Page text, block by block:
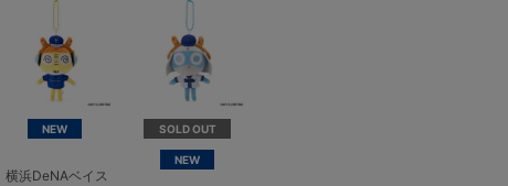
NEW
横浜DeNAベイス
SOLD OUT
NEW